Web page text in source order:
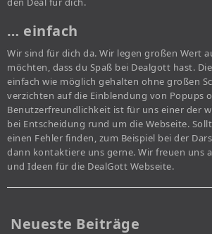
… einfach
Wir sind für dich da. Wir legen großen Wert
möchten, dass du Spaß bei Dealgott hast.
einfach wie möglich gehalten ohne großen
verzichten auf die Einblendung von Popups
Benutzerfreundlichkeit ist für uns einer der
bei Entscheidung rund um die Webseite.
einen Fehler finden, zum Beispiel bei der
dann kontaktiere uns gerne. Wir freuen uns
und Ideen für die DealGott Webseite.
Neueste Beiträge